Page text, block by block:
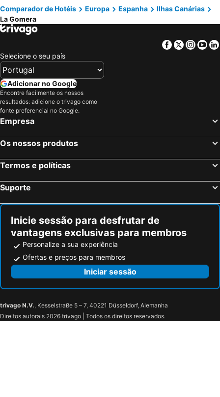
Hotéis em Minorca
Hotéis em Galiza
Hotéis em Andaluzia
Hotéis em Maiorca
Hotéis em Ilha do Sal
Hotéis em Ibiza
Hotéis em Serra da Estrela
Hotéis em Costa da Luz
Hotéis em Gran Canaria
Hotéis em Costa de Almería
Comparador de Hotéis Europa Espanha
Ilhas Canárias
La Gomera
Facebook
Twitter
Selecione o seu país
Adicionar no Google
Encontre facilmente os nossos
resultados: adicione o trivago como
fonte preferencial no Google.
Empresa
Os nossos produtos
Termos e políticas
Suporte
Inicie sessão para desfrutar de
vantagens exclusivas para membros
Personalize a sua experiência
Ofertas e preços para membros
Iniciar sessão
trivago N.V., Kesselstraße 5 – 7, 40221 Düsseldorf, Alemanha
Direitos autorais 2026 trivago | Todos os direitos reservados.